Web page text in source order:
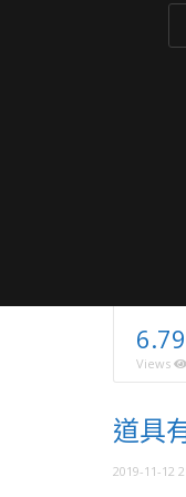
Views
道具
2019-11-12